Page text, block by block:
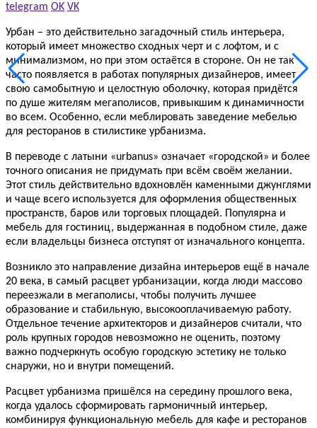
telegram OK VK
Урбан – это действительно загадочный стиль интерьера,
который имеет множество сходных черт и с лофтом, и с
минимализмом, но при этом остаётся в стороне. Он не так
часто появляется в работах популярных дизайнеров, имеет
свою самобытную и целостную оболочку, которая придётся
по душе жителям мегаполисов, привыкшим к динамичности
во всем. Особенно, если меблировать заведение мебелью
для ресторанов в стилистике урбанизма.
В переводе с латыни «urbanus» означает «городской» и более
точного описания не придумать при всём своём желании.
Этот стиль действительно вдохновлён каменными джунглями
и чаще всего используется для оформления общественных
пространств, баров или торговых площадей. Популярна и
мебель для гостиниц, выдержанная в подобном стиле, даже
если владельцы бизнеса отступят от изначального концепта.
Возникло это направление дизайна интерьеров ещё в начале
20 века, в самый расцвет урбанизации, когда люди массово
переезжали в мегаполисы, чтобы получить лучшее
образование и стабильную, высокооплачиваемую работу.
Отдельное течение архитекторов и дизайнеров считали, что
роль крупных городов невозможно не оценить, поэтому
важно подчеркнуть особую городскую эстетику не только
снаружи, но и внутри помещений.
Расцвет урбанизма пришёлся на середину прошлого века,
когда удалось сформировать гармоничный интерьер,
комбинируя функциональную мебель для кафе и ресторанов